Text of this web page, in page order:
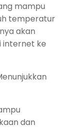
mampu
temperatur
akan
internet ke
dan